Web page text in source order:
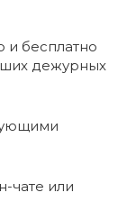
и бесплатно
дежурных
чате или